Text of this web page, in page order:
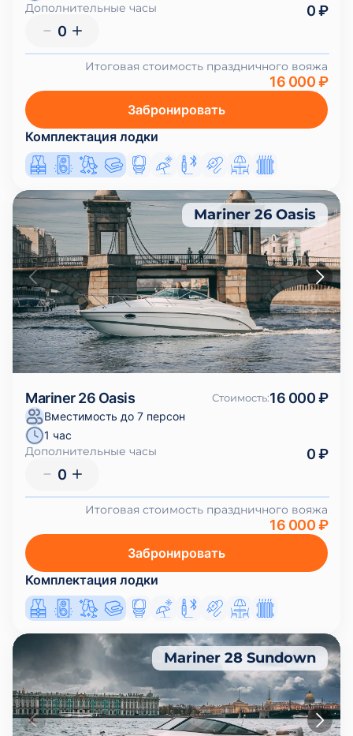
Дополнительные часы
0
0 ₽
Итоговая стоимость праздничного вояжа
16 000 ₽
Забронировать
Комплектация лодки
Mariner 26 Oasis
Mariner 26 Oasis Стоимость:16 000 ₽
Вместимость до 7 персон
1 час
Дополнительные часы
0
0 ₽
Итоговая стоимость праздничного вояжа
16 000 ₽
Забронировать
Комплектация лодки
Mariner 28 Sundown